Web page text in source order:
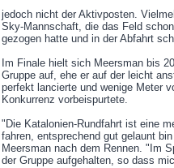
jedoch nicht der Aktivposten.
Sky-Mannschaft, die das Feld
gezogen hatte und in der Abfahrt
Im Finale hielt sich Meersman bis
Gruppe auf, ehe er auf der leicht
perfekt lancierte und wenige Meter
Konkurrenz vorbeispurtete.
"Die Katalonien-Rundfahrt ist eine
fahren, entsprechend gut gelaunt
Meersman nach dem Rennen. "Im
der Gruppe aufgehalten, so dass